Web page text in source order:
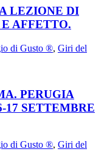
LEZIONE DI
AFFETTO.
di Gusto ®, Giri del
PERUGIA
17 SETTEMBRE
di Gusto ®, Giri del